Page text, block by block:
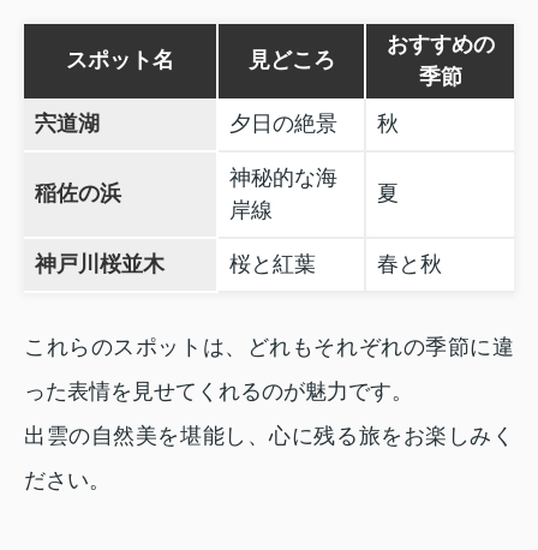
スポット名 見どころ
おすすめの
季節
宍道湖
夕日の絶景 秋
稲佐の浜
神秘的な海
岸線
夏
神戸川桜並木 桜と紅葉 春と秋
これらのスポットは、どれもそれぞれの季節に違
った表情を見せてくれるのが魅力です。
出雲の自然美を堪能し、心に残る旅をお楽しみく
ださい。